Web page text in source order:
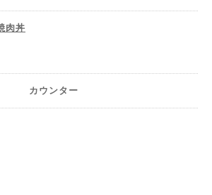
肉丼
カウンター